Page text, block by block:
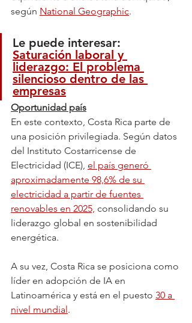
según National Geographic.
Le puede interesar:
Saturación laboral y
liderazgo: El problema
silencioso dentro de las
empresas
Oportunidad país
En este contexto, Costa Rica parte de
una posición privilegiada. Según datos
del Instituto Costarricense de
Electricidad (ICE), el país generó
aproximadamente 98,6% de su
electricidad a partir de fuentes
renovables en 2025, consolidando su
liderazgo global en sostenibilidad
energética.
A su vez, Costa Rica se posiciona como
líder en adopción de IA en
Latinoamérica y está en el puesto 30 a
nivel mundial.